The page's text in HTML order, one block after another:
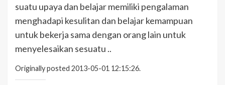
suatu upaya dan belajar memiliki pengalaman
menghadapi kesulitan dan belajar kemampuan
untuk bekerja sama dengan orang lain untuk
menyelesaikan sesuatu ..
Originally posted 2013-05-01 12:15:26.